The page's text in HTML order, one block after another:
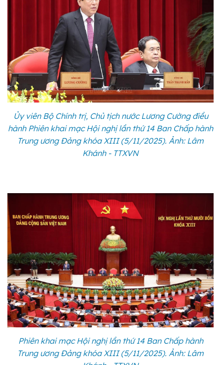
Ủy viên Bộ Chính trị, Chủ tịch nước Lương Cường điều
hành Phiên khai mạc Hội nghị lần thứ 14 Ban Chấp hành
Trung ương Đảng khóa XIII (5/11/2025). Ảnh: Lâm
Khánh - TTXVN
Phiên khai mạc Hội nghị lần thứ 14 Ban Chấp hành
Trung ương Đảng khóa XIII (5/11/2025). Ảnh: Lâm